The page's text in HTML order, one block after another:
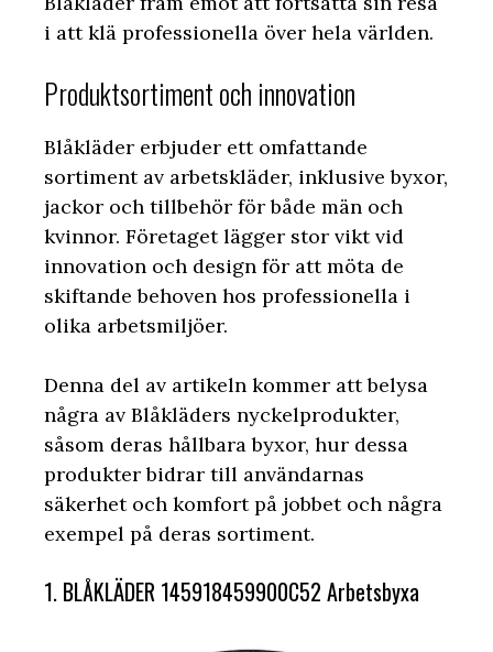
i att klä professionella över hela världen.
Produktsortiment och innovation
Blåkläder erbjuder ett omfattande
sortiment av arbetskläder, inklusive byxor,
jackor och tillbehör för både män och
kvinnor. Företaget lägger stor vikt vid
innovation och design för att möta de
skiftande behoven hos professionella i
olika arbetsmiljöer.
Denna del av artikeln kommer att belysa
några av Blåkläders nyckelprodukter,
såsom deras hållbara byxor, hur dessa
produkter bidrar till användarnas
säkerhet och komfort på jobbet och några
exempel på deras sortiment.
1. BLÅKLÄDER 145918459900C52 Arbetsbyxa